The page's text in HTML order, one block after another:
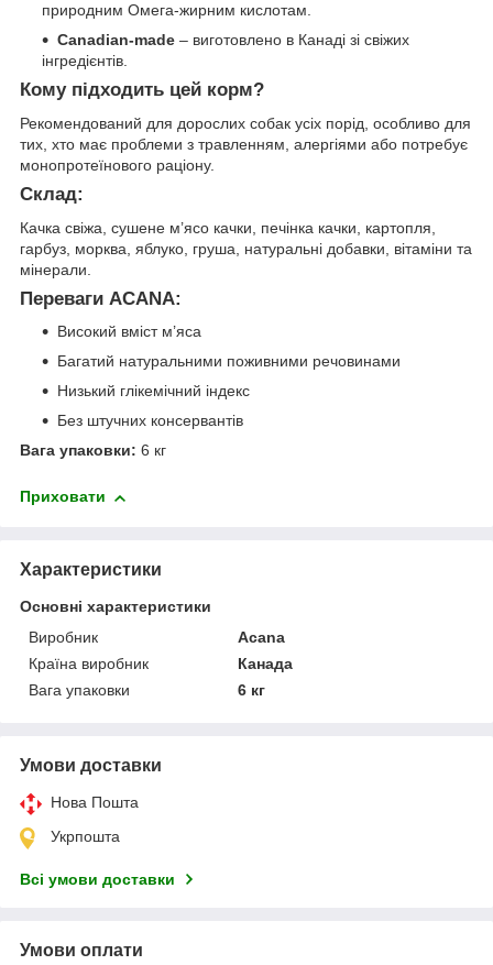
природним Омега-жирним кислотам.
Canadian-made – виготовлено в Канаді зі свіжих
інгредієнтів.
Кому підходить цей корм?
Рекомендований для дорослих собак усіх порід, особливо для
тих, хто має проблеми з травленням, алергіями або потребує
монопротеїнового раціону.
Склад:
Качка свіжа, сушене м’ясо качки, печінка качки, картопля,
гарбуз, морква, яблуко, груша, натуральні добавки, вітаміни та
мінерали.
Переваги ACANA:
Високий вміст м’яса
Багатий натуральними поживними речовинами
Низький глікемічний індекс
Без штучних консервантів
Вага упаковки: 6 кг
Приховати
Характеристики
Основні характеристики
Виробник
Acana
Країна виробник
Канада
Вага упаковки
6 кг
Умови доставки
Нова Пошта
Укрпошта
Всі умови доставки
Умови оплати